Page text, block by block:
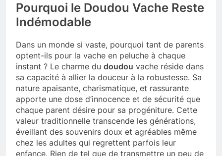
Pourquoi le Doudou Vache Reste
Indémodable
Dans un monde si vaste, pourquoi tant de parents
optent-ils pour la vache en peluche à chaque
instant ? Le charme du doudou vache réside dans
sa capacité à allier la douceur à la robustesse. Sa
nature apaisante, charismatique, et rassurante
apporte une dose d’innocence et de sécurité que
chaque parent désire pour sa progéniture. Cette
valeur traditionnelle transcende les générations,
éveillant des souvenirs doux et agréables même
chez les adultes qui regrettent parfois leur
enfance. Rien de tel que de transmettre un peu de